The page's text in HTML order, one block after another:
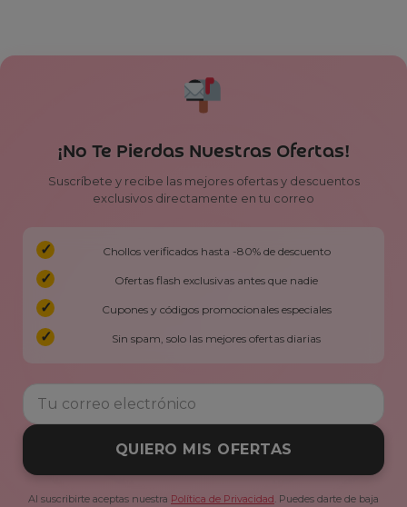
¡No Te Pierdas Nuestras Ofertas!
Suscríbete y recibe las mejores ofertas y descuentos
exclusivos directamente en tu correo
Chollos verificados hasta -80% de descuento
Ofertas flash exclusivas antes que nadie
Cupones y códigos promocionales especiales
Sin spam, solo las mejores ofertas diarias
QUIERO MIS OFERTAS
Al suscribirte aceptas nuestra Política de Privacidad. Puedes darte de baja